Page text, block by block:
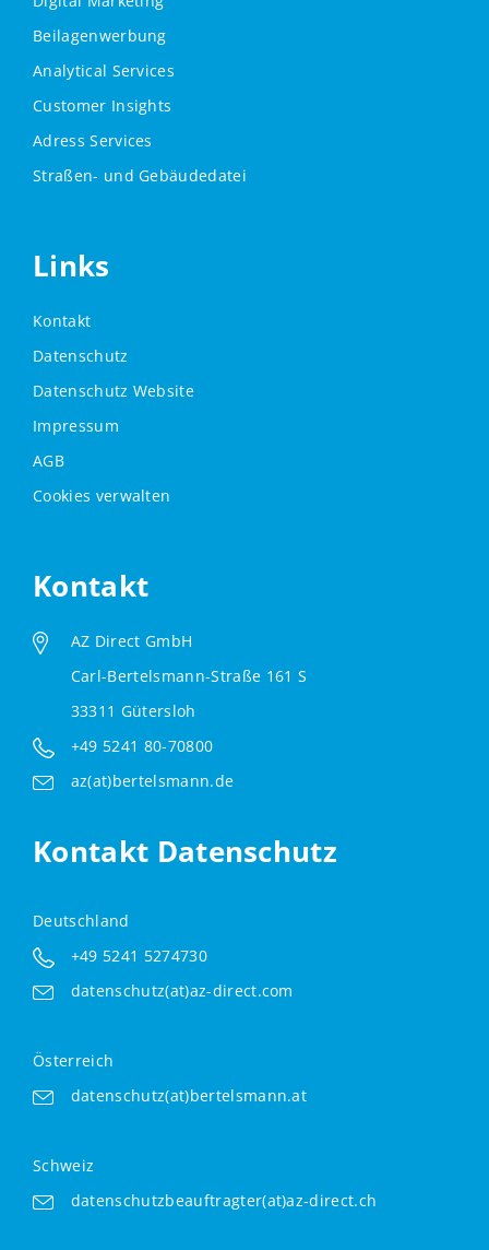
Beilagenwerbung
Analytical Services
Customer Insights
Adress Services
Straßen- und Gebäudedatei
Links
Kontakt
Datenschutz
Datenschutz Website
Impressum
AGB
Cookies verwalten
Kontakt
AZ Direct GmbH
Carl-Bertelsmann-Straße 161 S
33311 Gütersloh
+49 5241 80-70800
az(at)bertelsmann.de
Kontakt Datenschutz
Deutschland
+49 5241 5274730
datenschutz(at)az-direct.com
Österreich
datenschutz(at)bertelsmann.at
Schweiz
datenschutzbeauftragter(at)az-direct.ch